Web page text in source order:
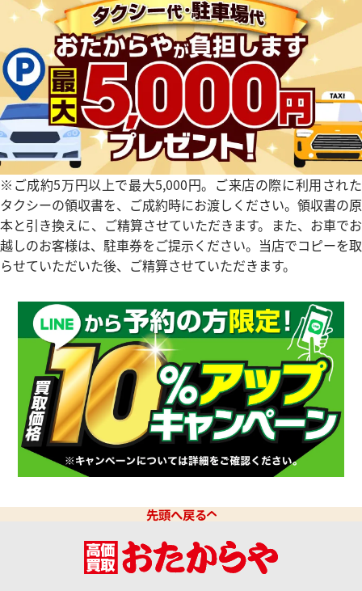
イマー IW354807
格
日時点の参考買取価格です
IWC ポートフィノ IW378302
参考買取価格
354,000 円
※2024年10月27日時点の参考
す
イマー オートマティック
格
日時点の参考買取価格です
IWC アクアタイマー クロノグ
参考買取価格
※2026年3月27日時点の参考
※ご成約5万円以上で最大5,000円。ご来店の際に利用された
タクシーの領収書を、ご成約時にお渡しください。領収書の原
本と引き換えに、ご精算させていただきます。また、お車でお
越しのお客様は、駐車券をご提示ください。当店でコピーを取
らせていただいた後、ご精算させていただきます。
先頭へ戻る